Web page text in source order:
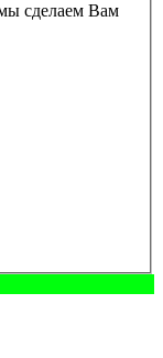
сделаем Вам